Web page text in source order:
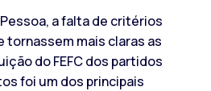
a falta de critérios
tornassem mais claras as
do FEFC dos partidos
foi um dos principais